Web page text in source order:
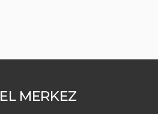
MERKEZ